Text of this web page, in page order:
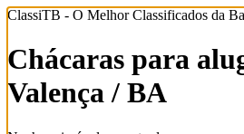
ClassiTB - O Melhor Classificados da
Chácaras para
Valença / BA